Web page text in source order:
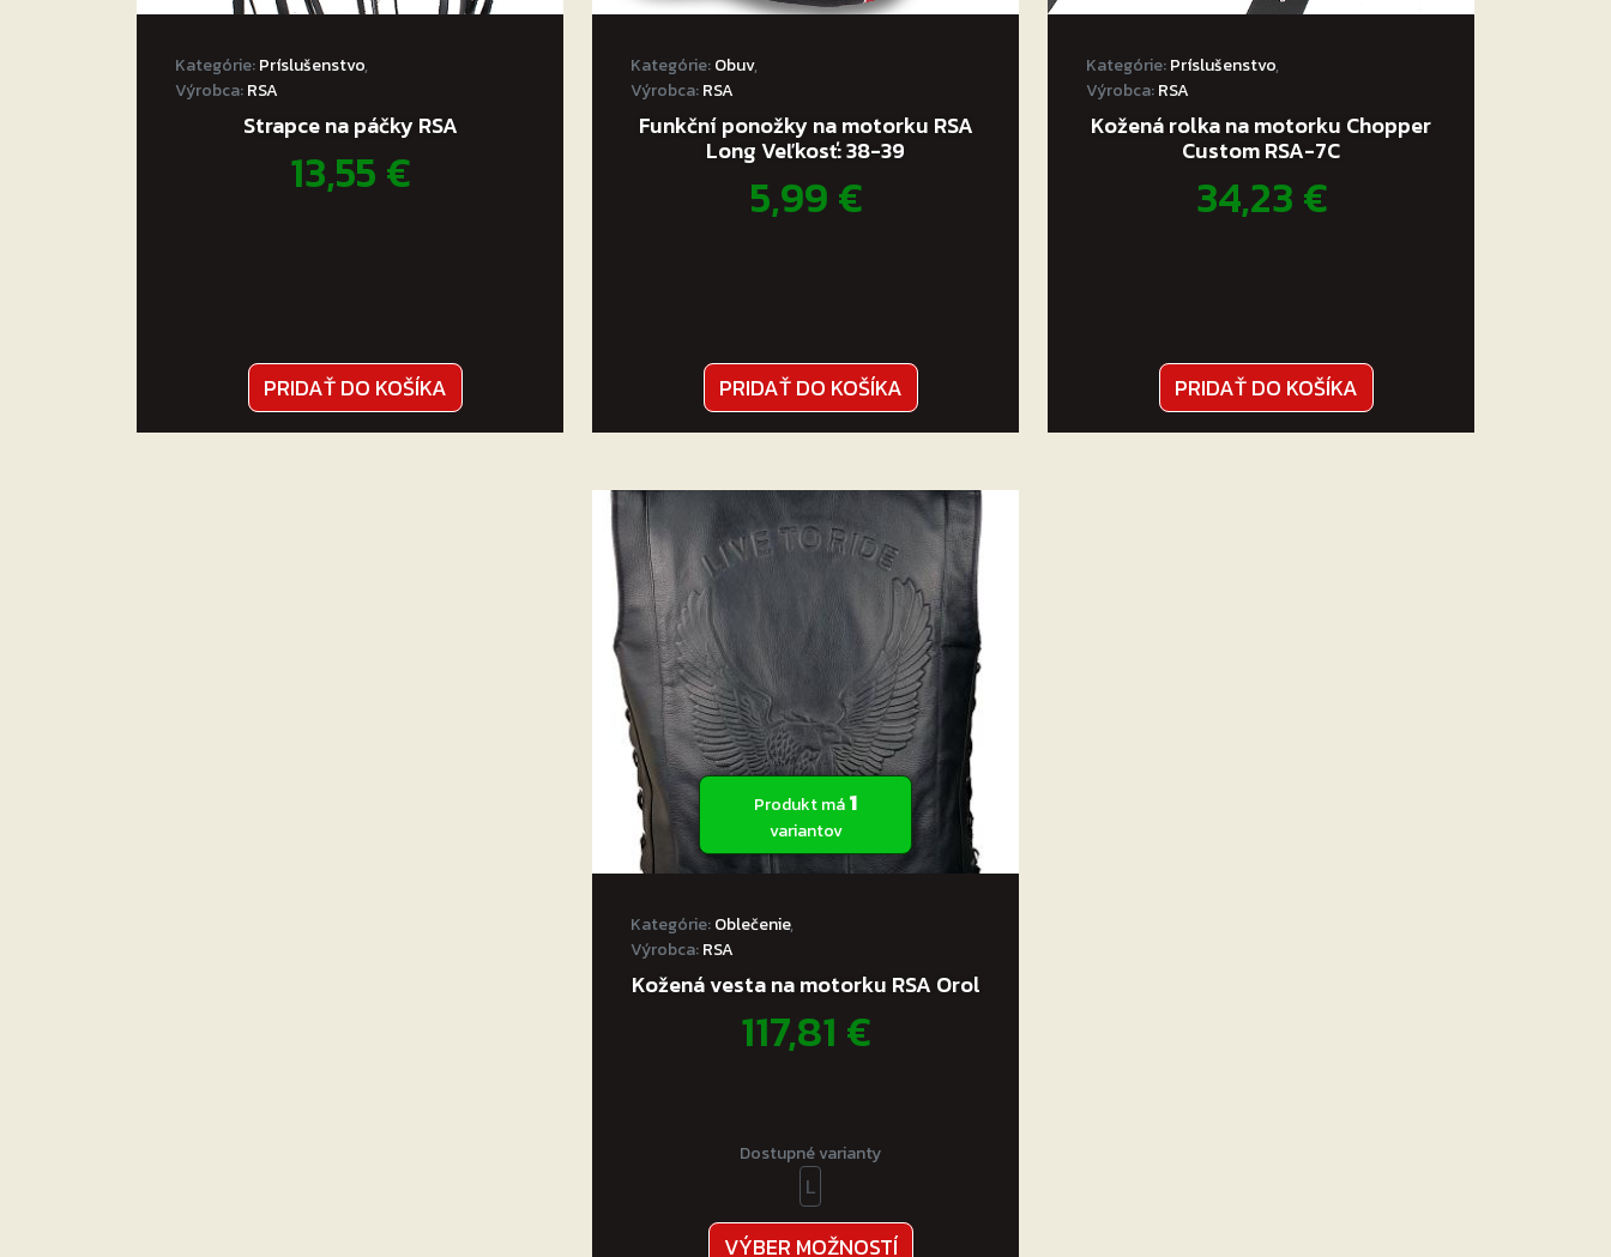
Kategórie:Príslušenstvo,
Výrobca:RSA
Strapce na páčky RSA
13,55€
PRIDAŤ DO KOŠÍKA
Kategórie:Obuv,
Výrobca:RSA
Funkční ponožky na motorku RSA
Long Veľkosť: 38-39
5,99€
PRIDAŤ DO KOŠÍKA
Kategórie:Príslušenstvo,
Výrobca:RSA
Kožená rolka na motorku Chopper
Custom RSA-7C
34,23€
PRIDAŤ DO KOŠÍKA
Produkt má1
variantov
Kategórie:Oblečenie,
Výrobca:RSA
Kožená vesta na motorku RSA Orol
117,81 €
Dostupné varianty
L
VÝBER MOŽNOSTÍ